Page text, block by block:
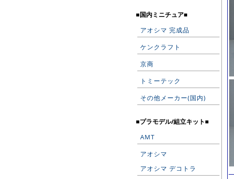
■国内ミニチュア■
アオシマ 完成品
ケンクラフト
京商
トミーテック
その他メーカー(国内)
■プラモデル/組立キット■
AMT
アオシマ
アオシマ デコトラ